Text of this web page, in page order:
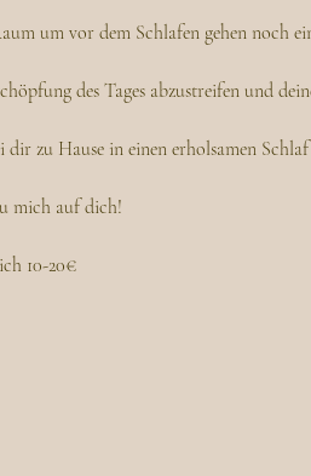
um vor dem Schlafen gehen noch
des Tages abzustreifen und
dir zu Hause in einen erholsamen
mich auf dich!
10-20€